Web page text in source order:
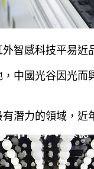
智感科技平易
中國光谷因光
潛力的領域，近